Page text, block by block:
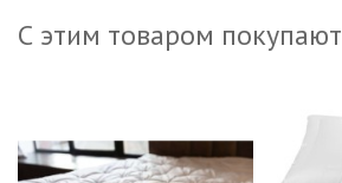
С этим товаром покупают